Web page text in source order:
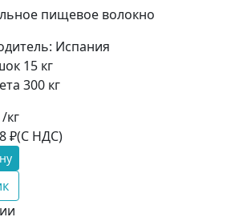
пищевое волокно
Испания
15 кг
300 кг
кг
₽(С НДС)